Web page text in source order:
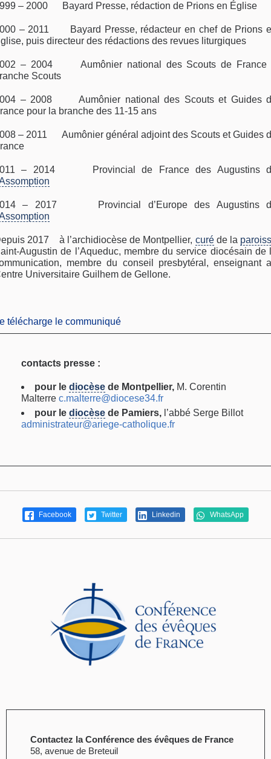
– 2000 Bayard Presse, rédaction de Prions en Église
– 2011 Bayard Presse, rédacteur en chef de Prions
puis directeur des rédactions des revues liturgiques
– 2004 Aumônier national des Scouts de France
Scouts
– 2008 Aumônier national des Scouts et Guides
pour la branche des 11-15 ans
– 2011 Aumônier général adjoint des Scouts et Guides
– 2014 Provincial de France des Augustins
– 2017 Provincial d’Europe des Augustins
2017 à l’archidiocèse de Montpellier, curéde la
Augustin de l’Aqueduc, membre du service diocésain de
membre du conseil presbytéral, enseignant
Universitaire Guilhem de Gellone.
télécharge le communiqué
contacts presse :
pour le diocèse de Montpellier, M. Corentin
Malterre c.malterre@diocese34.fr
pour le diocèse de Pamiers, l’abbé Serge Billot
administrateur@ariege-catholique.fr
Facebook Twitter Linkedin WhatsApp
Contactez la Conférence des évêques de France
58, avenue de Breteuil